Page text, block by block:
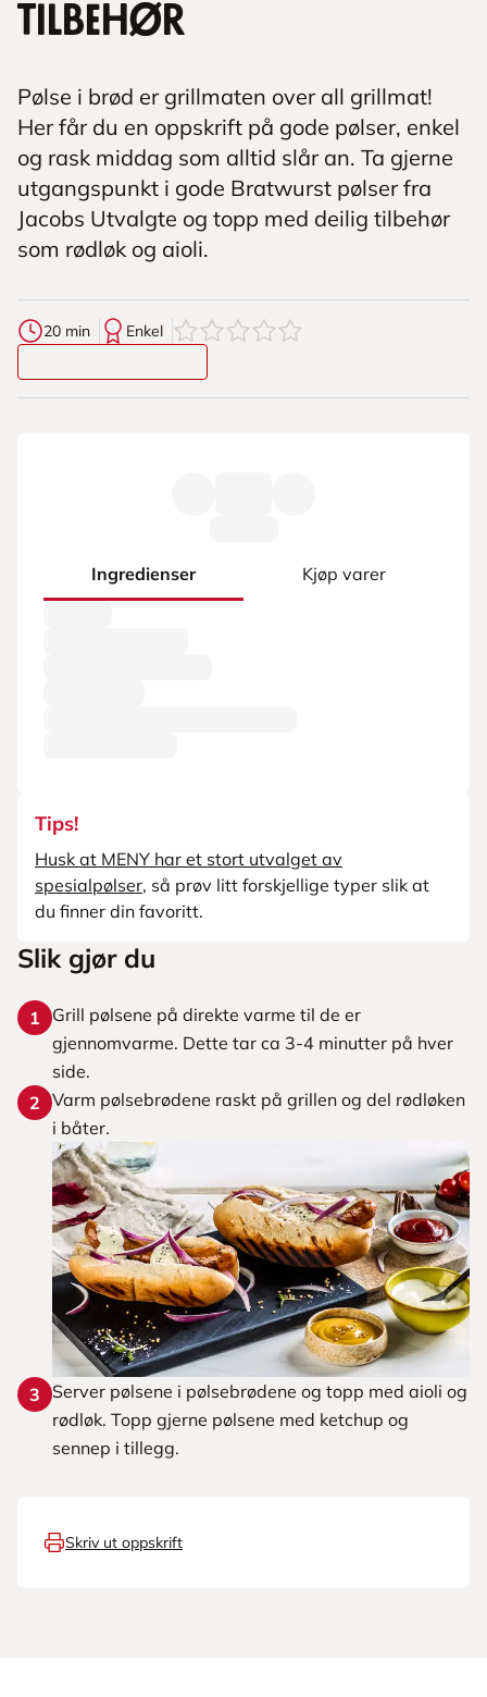
tilbehør
Pølse i brød er grillmaten over all grillmat!
Her får du en oppskrift på gode pølser, enkel
og rask middag som alltid slår an. Ta gjerne
utgangspunkt i gode Bratwurst pølser fra
Jacobs Utvalgte og topp med deilig tilbehør
som rødløk og aioli.
20 min Enkel 0av5stjerner
Ingredienser Kjøp varer
Tips!
Husk at MENY har et stort utvalget av
spesialpølser, så prøv litt forskjellige typer slik at
du finner din favoritt.
Slik gjør du
1
Grill pølsene på direkte varme til de er
gjennomvarme. Dette tar ca 3-4 minutter på hver
side.
2 Varm pølsebrødene raskt på grillen og del rødløken
i båter.
3
Server pølsene i pølsebrødene og topp med aioli og
rødløk. Topp gjerne pølsene med ketchup og
sennep i tillegg.
Skriv ut oppskrift